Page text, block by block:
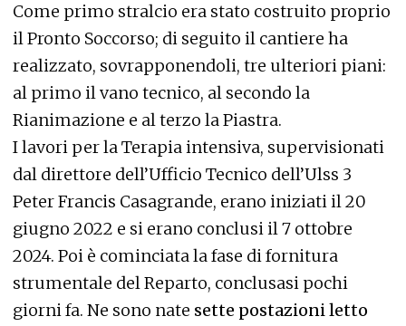
Come primo stralcio era stato costruito proprio
il Pronto Soccorso; di seguito il cantiere ha
realizzato, sovrapponendoli, tre ulteriori piani:
al primo il vano tecnico, al secondo la
Rianimazione e al terzo la Piastra.
I lavori per la Terapia intensiva, supervisionati
dal direttore dell’Ufficio Tecnico dell’Ulss 3
Peter Francis Casagrande, erano iniziati il 20
giugno 2022 e si erano conclusi il 7 ottobre
2024. Poi è cominciata la fase di fornitura
strumentale del Reparto, conclusasi pochi
giorni fa. Ne sono nate sette postazioni letto